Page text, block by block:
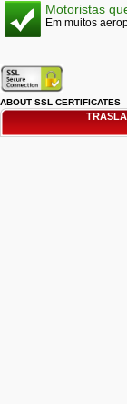
Motoristas
Em muitos
ABOUT SSL CERTIFICATES